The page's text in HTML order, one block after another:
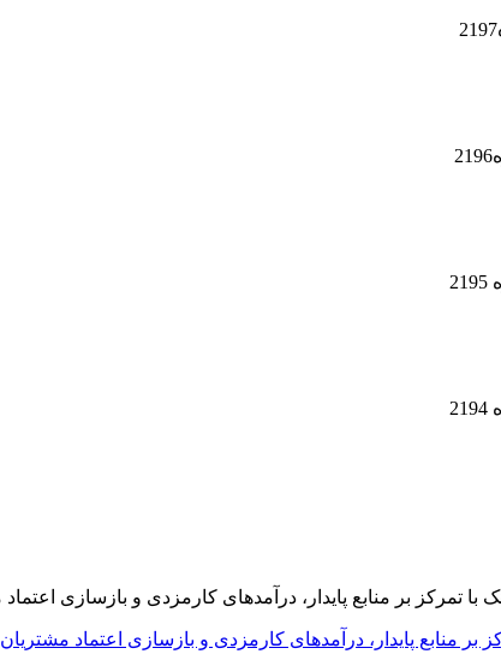
بر منابع پایدار، درآمدهای کارمزدی و بازسازی اعتماد مشتریان